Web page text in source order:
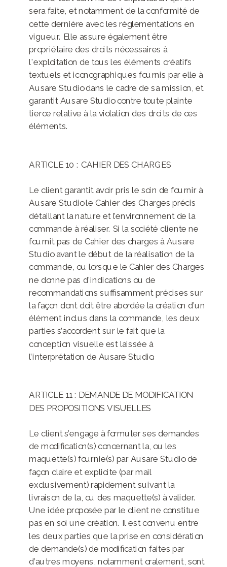
sera faite, et notamment de la conformité de
cette dernière avec les réglementations en
vigueur. Elle assure également être
propriétaire des droits nécessaires à
l'exploitation de tous les éléments créatifs
textuels et iconographiques fournis par elle à
Ausare Studio dans le cadre de sa mission, et
garantit Ausare Studio contre toute plainte
tierce relative à la violation des droits de ces
éléments.
ARTICLE 10 : CAHIER DES CHARGES
Le client garantit avoir pris le soin de fournir à
Ausare Studio le Cahier des Charges précis
détaillant la nature et l’environnement de la
commande à réaliser. Si la société cliente ne
fournit pas de Cahier des charges à Ausare
Studio avant le début de la réalisation de la
commande, ou lorsque le Cahier des Charges
ne donne pas d’indications ou de
recommandations suffisamment précises sur
la façon dont doit être abordée la création d’un
élément inclus dans la commande, les deux
parties s’accordent sur le fait que la
conception visuelle est laissée à
l’interprétation de Ausare Studio.
ARTICLE 11 : DEMANDE DE MODIFICATION
DES PROPOSITIONS VISUELLES
Le client s’engage à formuler ses demandes
de modification(s) concernant la, ou les
maquette(s) fournie(s) par Ausare Studio de
façon claire et explicite (par mail
exclusivement) rapidement suivant la
livraison de la, ou des maquette(s) à valider.
Une idée proposée par le client ne constitue
pas en soi une création. Il est convenu entre
les deux parties que la prise en considération
de demande(s) de modification faites par
d’autres moyens, notamment oralement, sont